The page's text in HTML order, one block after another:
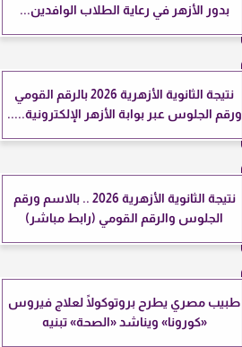
بدور الأزهر في رعاية الطلاب الوافدين...
نتيجة الثانوية الأزهرية 2026 بالرقم القومي
ورقم الجلوس عبر بوابة الأزهر الإلكترونية.....
نتيجة الثانوية الأزهرية 2026 .. بالاسم ورقم
الجلوس والرقم القومي (رابط مباشر)
طبيب مصري يطرح بروتوكولًا لعلاج فيروس
«كورونا» ويناشد «الصحة» تبنيه